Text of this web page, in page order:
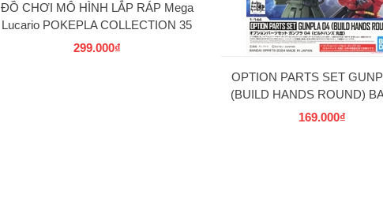
ĐỒ CHƠI MÔ HÌNH LẮP RÁP Mega
Lucario POKEPLA COLLECTION 35
SELECT SERIES BANDAI
299.000₫
OPTION PARTS SET
(BUILD HANDS ROUND)
169.000₫